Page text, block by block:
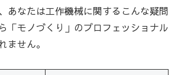
あなたは工作機械に関するこんな疑問
「モノづくり」のプロフェッショナル
ません。